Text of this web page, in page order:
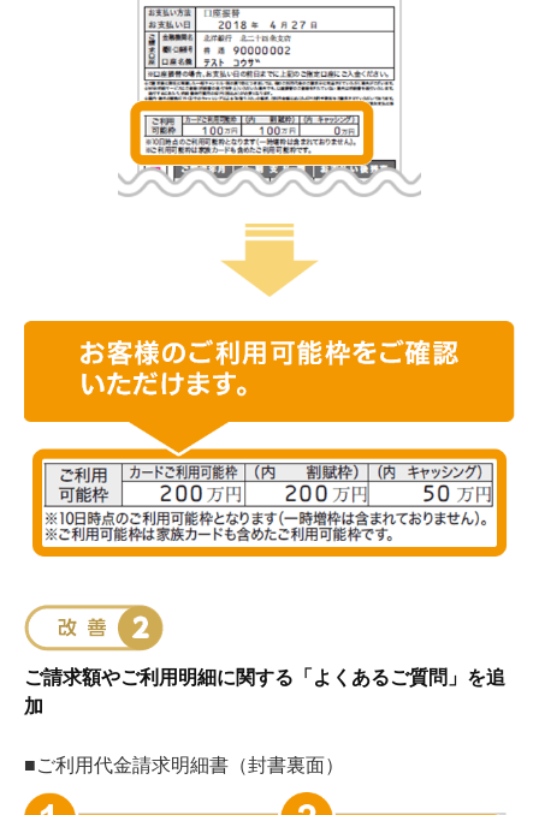
ご請求額やご利用明細に関する「よくあるご質問」を追
加
■ご利用代金請求明細書（封書裏面）